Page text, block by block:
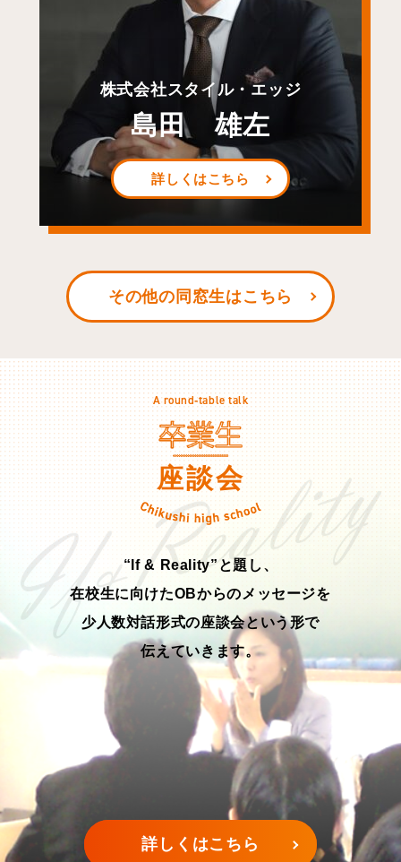
株式会社スタイル・エッジ
島田 雄左
詳しくはこちら
その他の同窓生はこちら
A round‐table talk
座談会
“If & Reality”と題し、
在校生に向けたOBからのメッセージを
少人数対話形式の座談会という形で
伝えていきます。
詳しくはこちら